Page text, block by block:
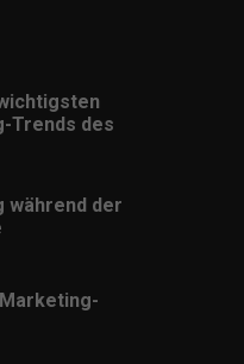
Trends des
während der